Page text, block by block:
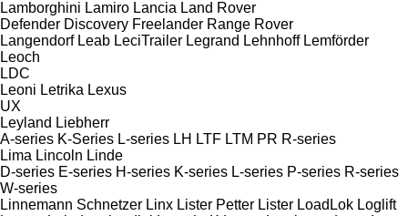
Lamborghini Lamiro Lancia Land Rover
Defender Discovery Freelander Range Rover
Langendorf Leab LeciTrailer Legrand Lehnhoff Lemförder
Leoch
LDC
Leoni Letrika Lexus
UX
Leyland Liebherr
A-series K-Series L-series LH LTF LTM PR R-series
Lima Lincoln Linde
D-series E-series H-series K-series L-series P-series R-series
W-series
Linnemann Schnetzer Linx Lister Petter Lister LoadLok Loglift